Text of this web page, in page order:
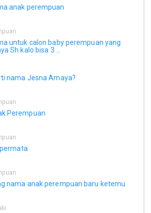
anak perempuan
untuk calon baby perempuan yang
Sh kalo bisa 3 ...
nama Jesna Amaya?
Perempuan
nama anak perempuan baru ketemu